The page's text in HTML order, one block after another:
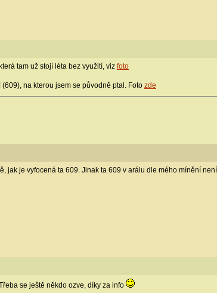
tam už stojí léta bez využití, viz foto
na kterou jsem se původně ptal. Foto zde
jak je vyfocená ta 609. Jinak ta 609 v arálu dle mého mínění
se ještě někdo ozve, díky za info